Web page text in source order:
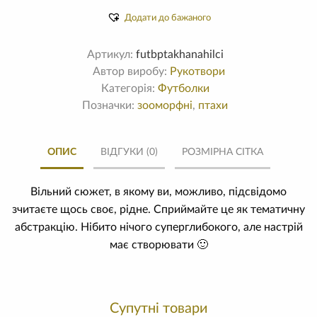
Додати до бажаного
Артикул: futbptakhanahilci
Автор виробу: Рукотвори
Категорія: Футболки
Позначки: зооморфні, птахи
ОПИС ВІДГУКИ (0) РОЗМІРНА СІТКА
Вільний сюжет, в якому ви, можливо, підсвідомо
зчитаєте щось своє, рідне. Сприймайте це як тематичну
абстракцію. Нібито нічого суперглибокого, але настрій
має створювати 🙂
Супутні товари